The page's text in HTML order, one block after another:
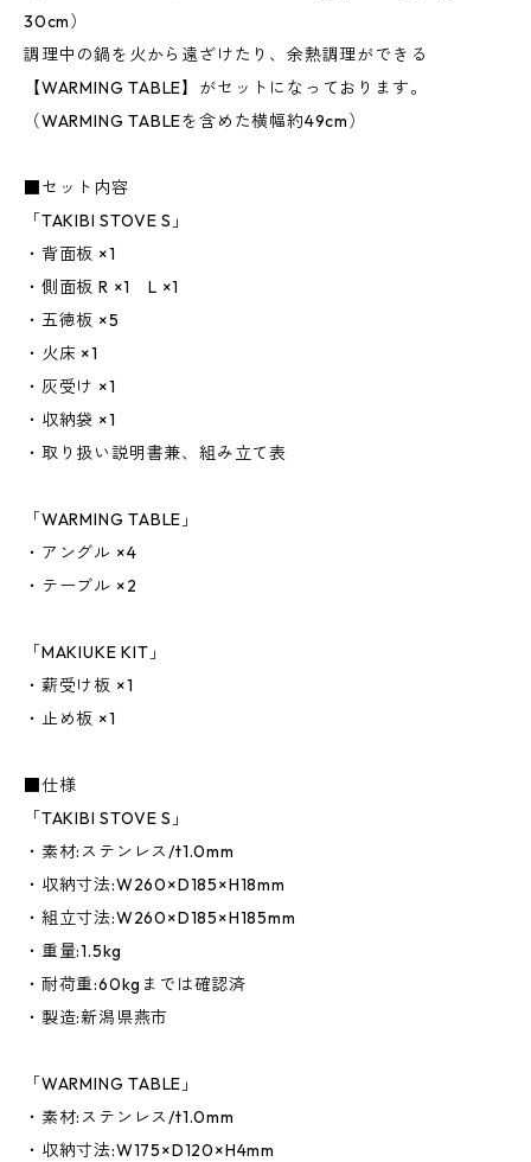
30cm）
調理中の鍋を火から遠ざけたり、余熱調理ができる
【WARMING TABLE】がセットになっております。
（WARMING TABLEを含めた横幅約49cm）
■セット内容
「TAKIBI STOVE S」
・背面板 ×1
・側面板 R ×1 L ×1
・五徳板 ×5
・火床 ×1
・灰受け ×1
・収納袋 ×1
・取り扱い説明書兼、組み立て表
「WARMING TABLE」
・アングル ×4
・テーブル ×2
「MAKIUKE KIT」
・薪受け板 ×1
・止め板 ×1
■仕様
「TAKIBI STOVE S」
・素材:ステンレス/t1.0mm
・収納寸法:W260×D185×H18mm
・組立寸法:W260×D185×H185mm
・重量:1.5kg
・耐荷重:60kgまでは確認済
・製造:新潟県燕市
「WARMING TABLE」
・素材:ステンレス/t1.0mm
・収納寸法:W175×D120×H4mm